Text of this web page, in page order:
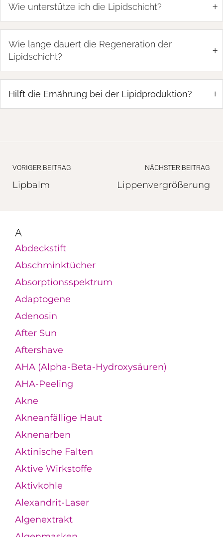
Wie unterstütze ich die Lipidschicht? +
Wie lange dauert die Regeneration der
Lipidschicht?
+
Hilft die Ernährung bei der Lipidproduktion? +
VORIGER BEITRAG
Lipbalm
NÄCHSTER BEITRAG
Lippenvergrößerung
A
Abdeckstift
Abschminktücher
Absorptionsspektrum
Adaptogene
Adenosin
After Sun
Aftershave
AHA (Alpha-Beta-Hydroxysäuren)
AHA-Peeling
Akne
Akneanfällige Haut
Aknenarben
Aktinische Falten
Aktive Wirkstoffe
Aktivkohle
Alexandrit-Laser
Algenextrakt